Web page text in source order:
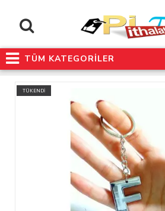
TÜM KATEGORİLER
TÜKENDİ